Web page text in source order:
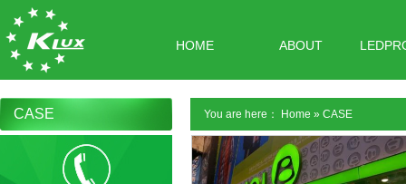
HOME ABOUT
CASE You are here： Home » CASE